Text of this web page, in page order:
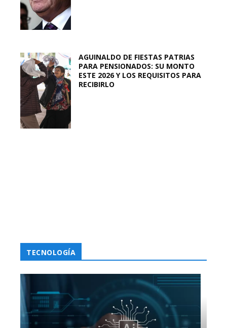
AGUINALDO DE FIESTAS PATRIAS
PARA PENSIONADOS: SU MONTO
ESTE 2026 Y LOS REQUISITOS PARA
RECIBIRLO
TECNOLOGÍA